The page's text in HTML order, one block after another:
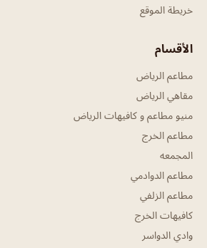
خريطة الموقع
الأقسام
مطاعم الرياض
مقاهي الرياض
منيو مطاعم و كافيهات الرياض
مطاعم الخرج
المجمعه
مطاعم الدوادمي
مطاعم الزلفي
كافيهات الخرج
وادي الدواسر